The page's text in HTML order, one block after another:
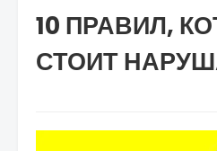
10 ПРАВИЛ,
СТОИТ